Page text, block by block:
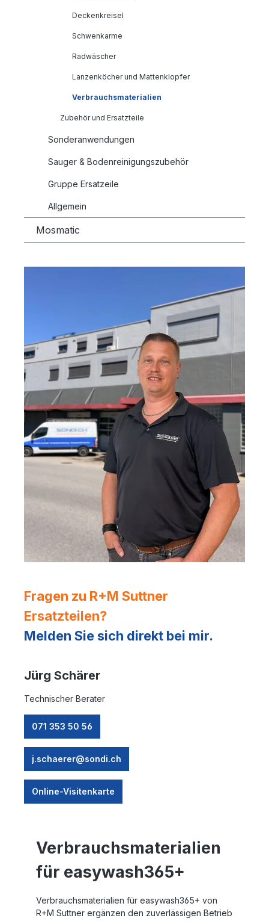
Deckenkreisel
Schwenkarme
Radwäscher
Lanzenköcher und Mattenklopfer
Verbrauchsmaterialien
Zubehör und Ersatzteile
Sonderanwendungen
Sauger & Bodenreinigungszubehör
Gruppe Ersatzeile
Allgemein
Mosmatic
Fragen zu R+M Suttner
Ersatzteilen?
Melden Sie sich direkt bei mir.
Jürg Schärer
Technischer Berater
071 353 50 56
j.schaerer@sondi.ch
Online-Visitenkarte
Verbrauchsmaterialien
für easywash365+
Verbrauchsmaterialien für easywash365+ von
R+M Suttner ergänzen den zuverlässigen Betrieb